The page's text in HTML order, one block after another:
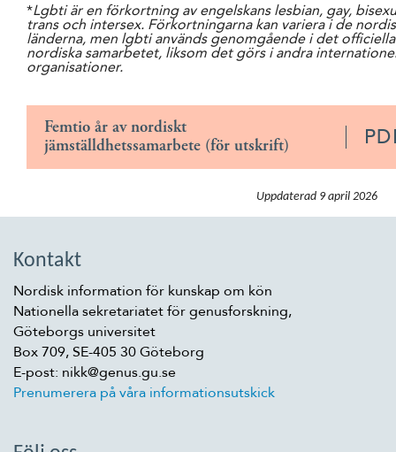
*Lgbti är en förkortning av engelskans lesbian, gay,
trans och intersex. Förkortningarna kan variera i de
länderna, men lgbti används genomgående i det officiella
nordiska samarbetet, liksom det görs i andra
organisationer.
Femtio år av nordiskt
jämställdhetssamarbete (för utskrift)
Uppdaterad 9 april 2026
Kontakt
Nordisk information för kunskap om kön
Nationella sekretariatet för genusforskning,
Göteborgs universitet
Box 709, SE-405 30 Göteborg
E-post: nikk@genus.gu.se
Prenumerera på våra informationsutskick